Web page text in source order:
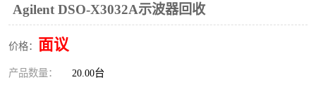
Agilent DSO-X3032A示波器回收
价格： 面议
产品数量： 20.00台